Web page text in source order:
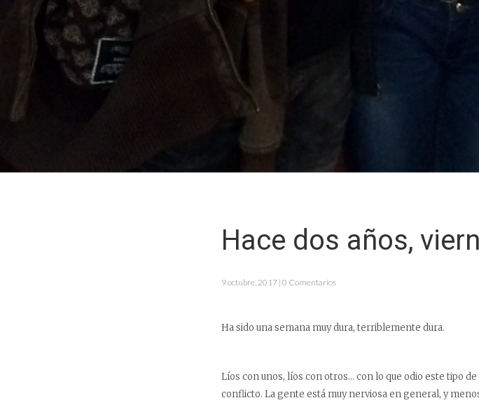
Hace dos años,
9 octubre, 2017 | 0 Comentarios
Ha sido una semana muy dura, terriblemente dura.
Líos con unos, líos con otros… con lo que odio este tipo
conflicto. La gente está muy nerviosa en general, y